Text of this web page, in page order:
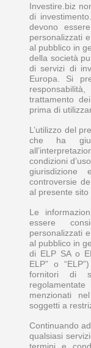
Investire.biz
di
devono
personalizzati
al pubblico in
della società
di servizi di
Europa. Si
trattamento
prima di
L’utilizzo del
che ha
condizioni
controversie
al presente sito
Le
essere
personalizzati
al pubblico in
di ELP SA o
ELP” o
fornitori di
menzionati
soggetti a
Continuando
qualsiasi